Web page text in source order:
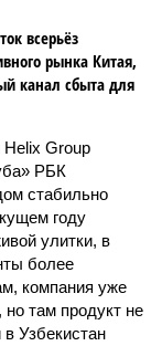
всерьёз
рынка Китая,
канал сбыта для
Group
РБК
стабильно
году
улитки, в
более
компания уже
там продукт не
Узбекистан